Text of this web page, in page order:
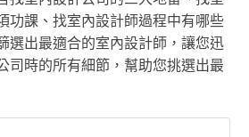
功課、找室內設計師過程中有哪些
選出最適合的室內設計師，讓您迅
司時的所有細節，幫助您挑選出最